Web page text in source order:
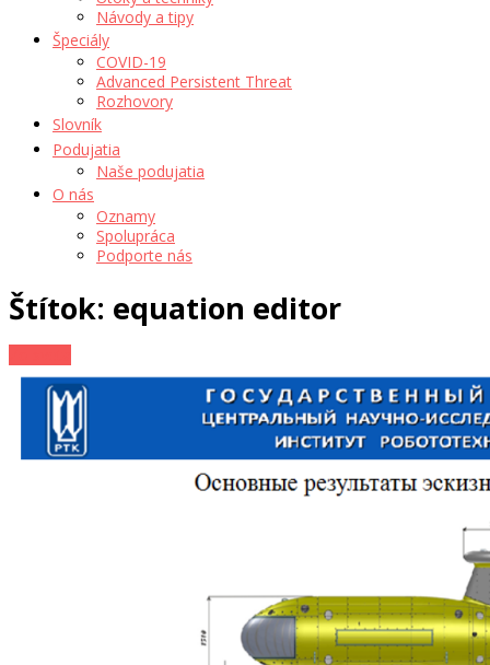
Návody a tipy
Špeciály
COVID-19
Advanced Persistent Threat
Rozhovory
Slovník
Podujatia
Naše podujatia
O nás
Oznamy
Spolupráca
Podporte nás
Štítok: equation editor